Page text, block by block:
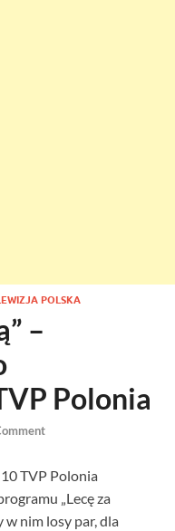
POLSKA
–
Polonia
TVP Polonia
„Lecę za
w nim losy par, dla